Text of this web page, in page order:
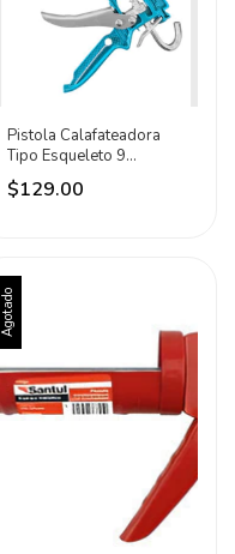
Pistola Calafateadora
Tipo Esqueleto 9
Pulgadas Total
$129.00
Agotado